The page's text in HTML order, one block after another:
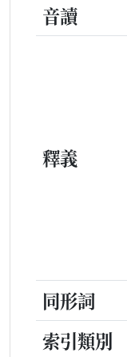
音讀
釋義
同形詞
索引類別